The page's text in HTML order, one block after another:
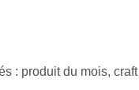
: produit du mois, craft